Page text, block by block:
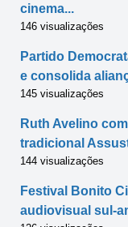
cinema...
146 visualizações
Partido
e consolida
145 visualizações
Ruth Avelino
tradicional
144 visualizações
Festival Bonito
audiovisual sul-